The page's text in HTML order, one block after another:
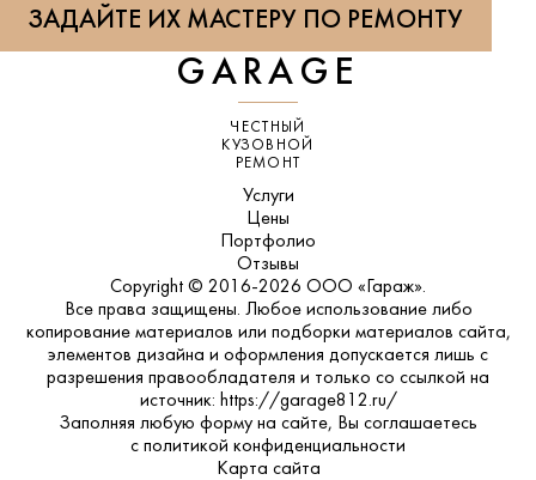
ЗАДАЙТЕ ИХ МАСТЕРУ ПО РЕМОНТУ
GARAGE
ЧЕСТНЫЙ
КУЗОВНОЙ
РЕМОНТ
Услуги
Цены
Портфолио
Отзывы
Copyright © 2016-2026 ООО «Гараж».
Все права защищены. Любое использование либо
копирование материалов или подборки материалов сайта,
элементов дизайна и оформления допускается лишь с
разрешения правообладателя и только со ссылкой на
источник: https://garage812.ru/
Заполняя любую форму на сайте, Вы соглашаетесь
с политикой конфиденциальности
Карта сайта